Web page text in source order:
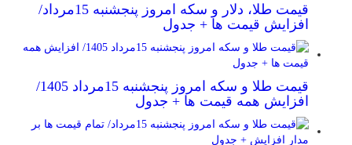
قیمت طلا، دلار و سکه امروز پنجشنبه 15مرداد/
افزایش قیمت ها + جدول
قیمت طلا و سکه امروز پنجشنبه 15مرداد 1405/
افزایش همه قیمت ها + جدول